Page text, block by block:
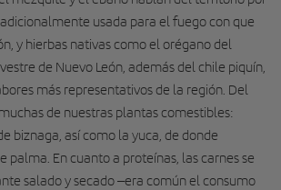
usada para el fuego con que
y hierbas nativas como el orégano del
de Nuevo León, además del chile piquín,
más representativos de la región. Del
de nuestras plantas comestibles:
biznaga, así como la yuca, de donde
palma. En cuanto a proteínas, las carnes se
salado y secado –era común el consumo